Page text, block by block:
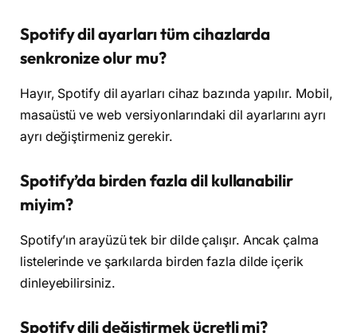
Spotify dil ayarları tüm cihazlarda
senkronize olur mu?
Hayır, Spotify dil ayarları cihaz bazında yapılır. Mobil,
masaüstü ve web versiyonlarındaki dil ayarlarını ayrı
ayrı değiştirmeniz gerekir.
Spotify’da birden fazla dil kullanabilir
miyim?
Spotify’ın arayüzü tek bir dilde çalışır. Ancak çalma
listelerinde ve şarkılarda birden fazla dilde içerik
dinleyebilirsiniz.
Spotify dili değiştirmek ücretli mi?